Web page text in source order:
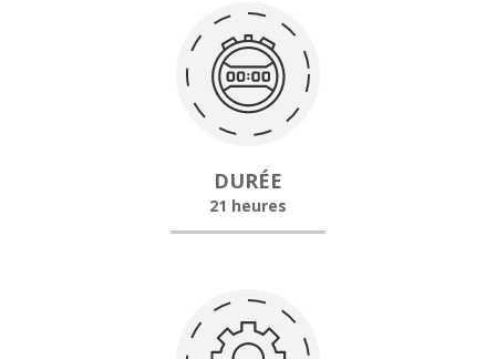
DURÉE
21 heures